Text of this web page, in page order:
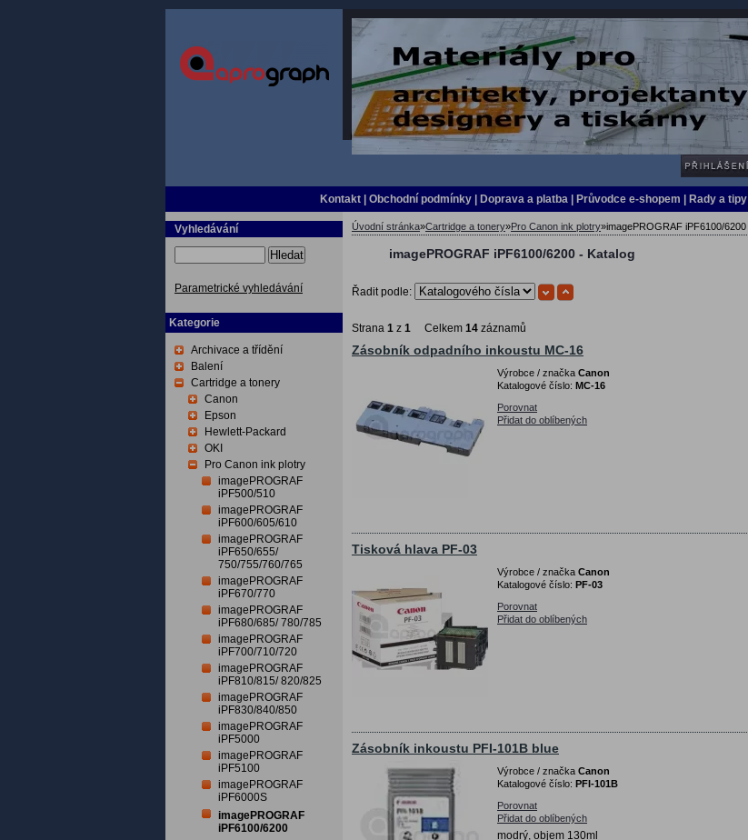
Kontakt Obchodní podmínky Doprava a platba Průvodce e-shopem Rady a tipy
Vyhledávání
Hledat
Parametrické vyhledávání
Kategorie
Archivace a třídění
Balení
Cartridge a tonery
Canon
Epson
Hewlett-Packard
OKI
Pro Canon ink plotry
imagePROGRAF
iPF500/510
imagePROGRAF
iPF600/605/610
imagePROGRAF
iPF650/655/
750/755/760/765
imagePROGRAF
iPF670/770
imagePROGRAF
iPF680/685/ 780/785
imagePROGRAF
iPF700/710/720
imagePROGRAF
iPF810/815/ 820/825
imagePROGRAF
iPF830/840/850
imagePROGRAF
iPF5000
imagePROGRAF
iPF5100
imagePROGRAF
iPF6000S
imagePROGRAF
iPF6100/6200
Úvodní stránka»Cartridge a tonery»Pro Canon ink plotry»imagePROGRAF iPF6100/6200
imagePROGRAF iPF6100/6200 - Katalog
Řadit podle:
Strana 1 z 1 Celkem 14 záznamů
Zásobník odpadního inkoustu MC-16
Výrobce / značka Canon
Katalogové číslo: MC-16
Porovnat
Přidat do oblíbených
Tisková hlava PF-03
Výrobce / značka Canon
Katalogové číslo: PF-03
Porovnat
Přidat do oblíbených
Zásobník inkoustu PFI-101B blue
Výrobce / značka Canon
Katalogové číslo: PFI-101B
Porovnat
Přidat do oblíbených
modrý, objem 130ml